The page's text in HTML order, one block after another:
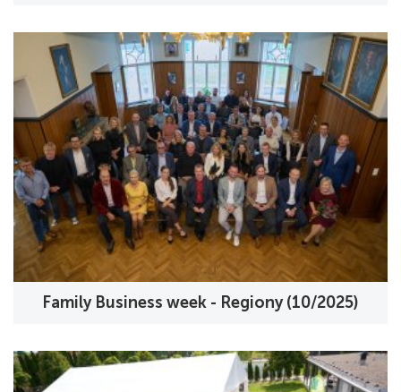
Family Business week - Regiony (10/2025)